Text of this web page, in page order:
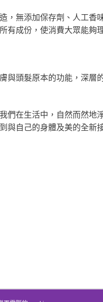
，無添加保存劑、人工香
有成份，使消費大眾能夠
頭髮原本的功能，深層
在生活中，自然而然地
與自己的身體及美的全新